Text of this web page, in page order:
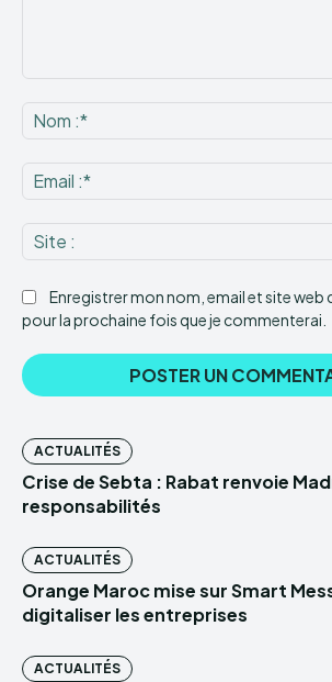
Enregistrer mon nom, email et site web
pour la prochaine fois que je commenterai.
ACTUALITÉS
Crise de Sebta : Rabat renvoie
responsabilités
ACTUALITÉS
Orange Maroc mise sur Smart
digitaliser les entreprises
ACTUALITÉS